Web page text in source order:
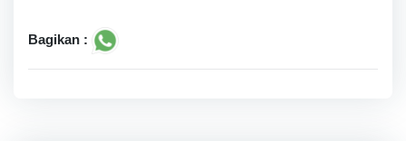
Bagikan :